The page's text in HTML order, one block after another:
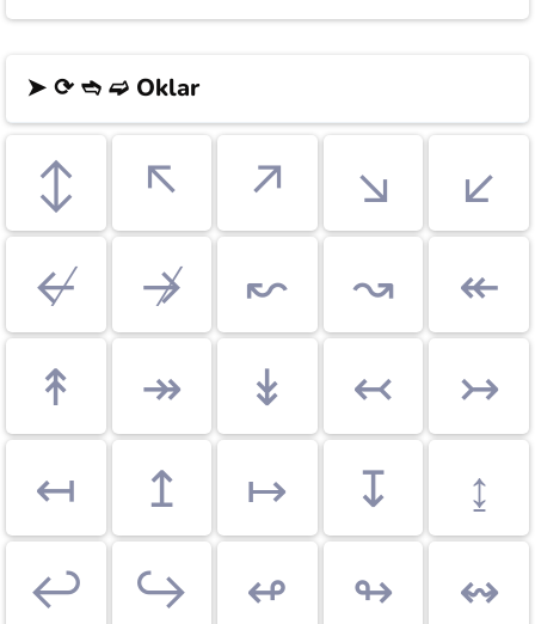
➤ ⟳ ➬ ➫ Oklar
↕ ↖ ↗ ↘
↙
↚
↛ ↜ ↝
↞
↟
↠ ↡ ↢
↣
↤
↥ ↦ ↧
↨
↩
↪ ↫ ↬
↭